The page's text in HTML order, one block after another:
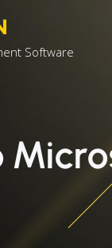
Software